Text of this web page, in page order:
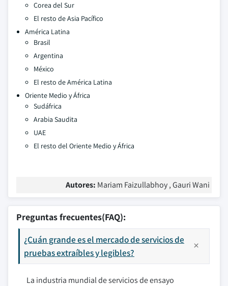
Corea del Sur
El resto de Asia Pacífico
América Latina
Brasil
Argentina
México
El resto de América Latina
Oriente Medio y África
Sudáfrica
Arabia Saudita
UAE
El resto del Oriente Medio y África
Autores: Mariam Faizullabhoy , Gauri Wani
Preguntas frecuentes(FAQ):
¿Cuán grande es el mercado de servicios de
pruebas extraíbles y legibles?
La industria mundial de servicios de ensayo